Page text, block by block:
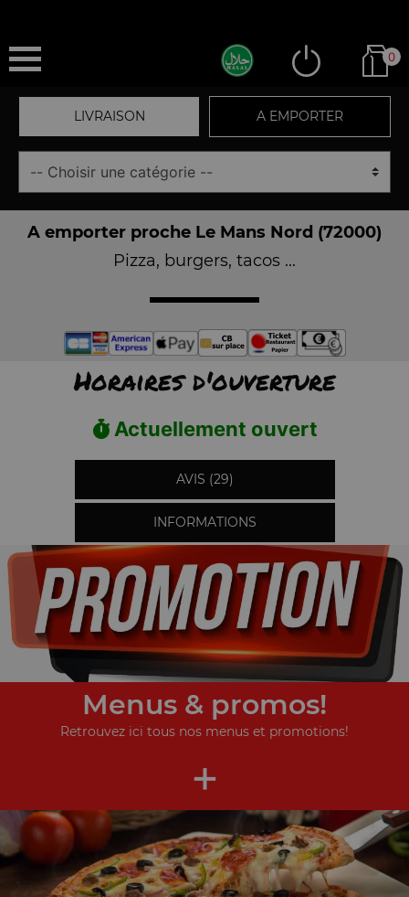
0
LIVRAISON A EMPORTER
A emporter proche Le Mans Nord (72000)
Pizza, burgers, tacos ...
Horaires d'ouverture
Actuellement ouvert
AVIS (29)
INFORMATIONS
Menus & promos!
Retrouvez ici tous nos menus et promotions!
+